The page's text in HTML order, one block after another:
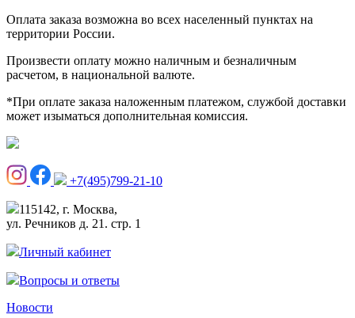
Оплата заказа возможна во всех населенный пунктах на
территории России.
Произвести оплату можно наличным и безналичным
расчетом, в национальной валюте.
*При оплате заказа наложенным платежом, службой доставки
может изыматься дополнительная комиссия.
+7(495)799-21-10
115142, г. Москва,
ул. Речников д. 21. стр. 1
Личный кабинет
Вопросы и ответы
Новости